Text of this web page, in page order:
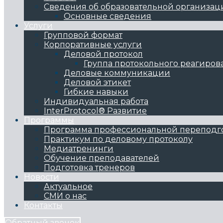
Сведения об образовательной
Основные сведения
Услуги
Групповой формат
Корпоративные услуги
Деловой протокол
Группа протокольного
Деловые коммуникации
Деловой этикет
Гибкие навыки
Индивидуальная работа
InterProtocol® Развитие
Программы
Программа профессиональной
Практикум по деловому протоколу
Медиатренинги
Обучение преподавателей
Подготовка тренеров
Новости
Актуальное
СМИ о нас
Контакты